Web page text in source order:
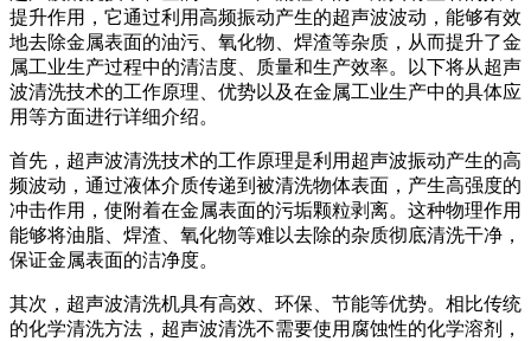
提升作用，它通过利用高频振动产生的超声波波动，能够有效
地去除金属表面的油污、氧化物、焊渣等杂质，从而提升了金
属工业生产过程中的清洁度、质量和生产效率。以下将从超声
波清洗技术的工作原理、优势以及在金属工业生产中的具体应
用等方面进行详细介绍。
首先，超声波清洗技术的工作原理是利用超声波振动产生的高
频波动，通过液体介质传递到被清洗物体表面，产生高强度的
冲击作用，使附着在金属表面的污垢颗粒剥离。这种物理作用
能够将油脂、焊渣、氧化物等难以去除的杂质彻底清洗干净，
保证金属表面的洁净度。
其次，超声波清洗机具有高效、环保、节能等优势。相比传统
的化学清洗方法，超声波清洗不需要使用腐蚀性的化学溶剂，